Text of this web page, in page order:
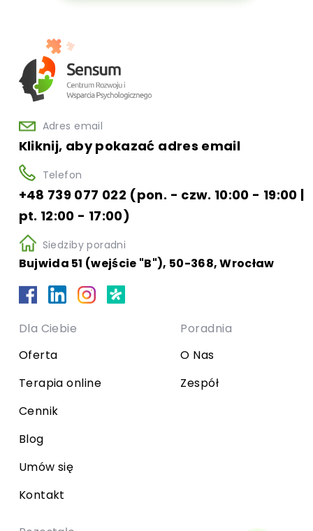
Adres email
Kliknij, aby pokazać adres email
Telefon
+48 739 077 022 (pon. - czw. 10:00 - 19:00 |
pt. 12:00 - 17:00)
Siedziby poradni
Bujwida 51 (wejście "B"), 50-368, Wrocław
Dla Ciebie
Oferta
Terapia online
Cennik
Blog
Umów się
Kontakt
Poradnia
O Nas
Zespół